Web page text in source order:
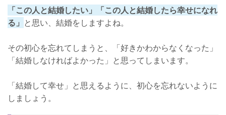
「この人と結婚したい」「この人と結婚したら幸せになれ
る」 と思い、結婚をしますよね。
その初心を忘れてしまうと、「好きかわからなくなった」
「結婚しなければよかった」と思ってしまいます。
「結婚して幸せ」と思えるように、初心を忘れないように
しましょう。